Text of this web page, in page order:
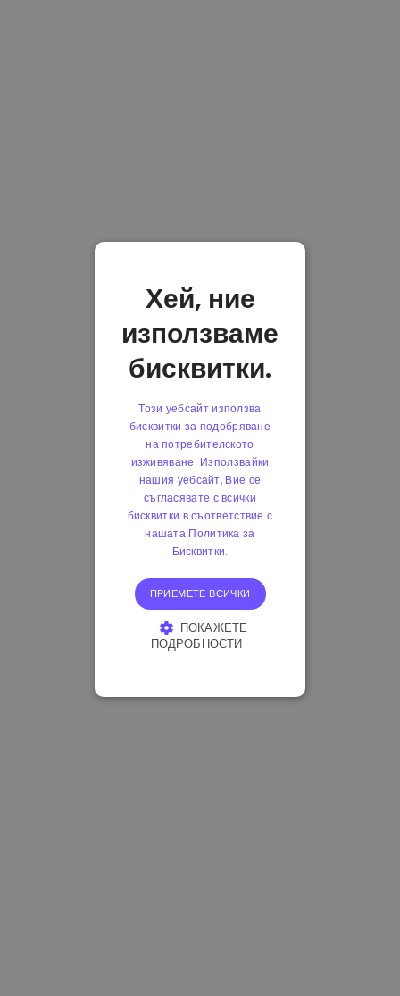
Хей, ние
използваме
бисквитки.
Този уебсайт използва
бисквитки за подобряване
на потребителското
изживяване. Използвайки
нашия уебсайт, Вие се
съгласявате с всички
бисквитки в съответствие с
нашата Политика за
Бисквитки.
ПРИЕМЕТЕ ВСИЧКИ
ПОКАЖЕТЕ
ПОДРОБНОСТИ